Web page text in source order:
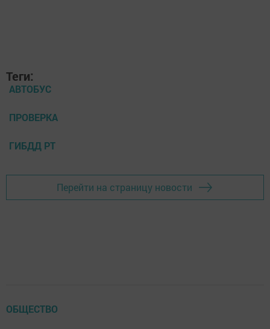
Теги:
АВТОБУС
ПРОВЕРКА
ГИБДД РТ
Перейти на страницу новости
ОБЩЕСТВО